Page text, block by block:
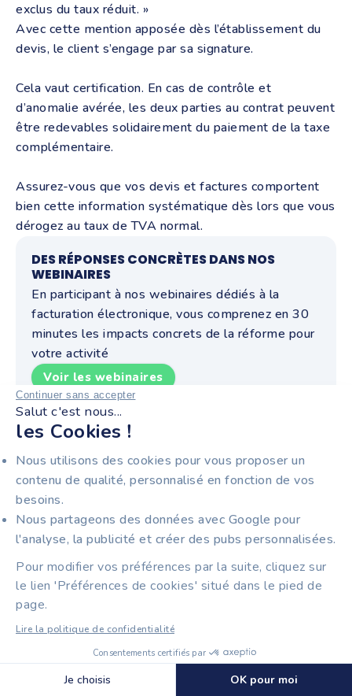
Continuer sans accepter
Salut c'est nous...
les Cookies !
Nous utilisons des cookies pour vous proposer un
contenu de qualité, personnalisé en fonction de vos
besoins.
Nous partageons des données avec Google pour
l'analyse, la publicité et créer des pubs personnalisées.
Pour modifier vos préférences par la suite, cliquez sur
le lien 'Préférences de cookies' situé dans le pied de
page.
Lire la politique de confidentialité
Consentements certifiés par
Je choisis OK pour moi
🍪 Cookies
exclus du taux réduit. »
Avec cette mention apposée dès l’établissement du
devis, le client s’engage par sa signature.
Cela vaut certification. En cas de contrôle et
d’anomalie avérée, les deux parties au contrat peuvent
être redevables solidairement du paiement de la taxe
complémentaire.
Assurez-vous que vos devis et factures comportent
bien cette information systématique dès lors que vous
dérogez au taux de TVA normal.
DES RÉPONSES CONCRÈTES DANS NOS
WEBINAIRES
En participant à nos webinaires dédiés à la
facturation électronique, vous comprenez en 30
minutes les impacts concrets de la réforme pour
votre activité
Voir les webinaires
TIIME, UNE PLATEFORME
POUR LA FACTURATION
ÉLECTRONIQUE
COMPATIBLE POUR LES
ACTEURS DU BTP
Le domaine du bâtiment comprend de nombreux
métiers et types d’entreprises. Pour les entrepreneurs
individuels, les artisans en TPE, les indépendants ou